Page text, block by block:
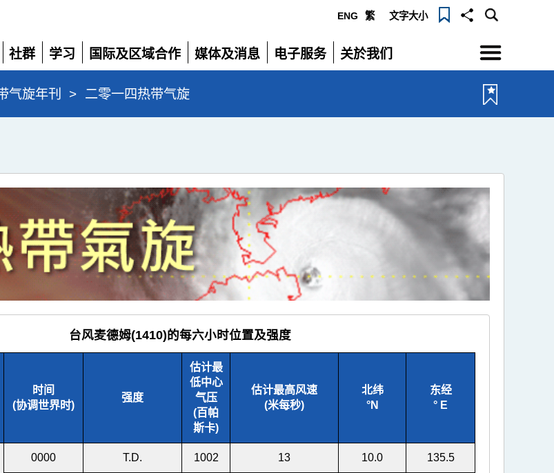
ENG 繁 文字大小
社群
展
开
学习
展
开
国际及区域合作
展
开
媒体及消息
展
电子服务
展
关於我们
展
选
单
气旋年刊 > 二零一四热带气旋
台风麦德姆(1410)的每六小时位置及强度
时间
(协调世界时)
强度
估计最
低中心
气压
(百帕
斯卡)
估计最高风速
(米每秒)
北纬
°N
东经
° E
0000 T.D. 1002 13 10.0 135.5